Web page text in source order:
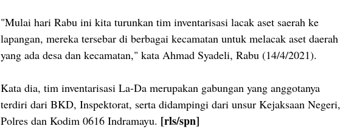
"Mulai hari Rabu ini kita turunkan tim inventarisasi lacak aset saerah ke
lapangan, mereka tersebar di berbagai kecamatan untuk melacak aset daerah
yang ada desa dan kecamatan," kata Ahmad Syadeli, Rabu (14/4/2021).
Kata dia, tim inventarisasi La-Da merupakan gabungan yang anggotanya
terdiri dari BKD, Inspektorat, serta didampingi dari unsur Kejaksaan Negeri,
Polres dan Kodim 0616 Indramayu. [rls/spn]